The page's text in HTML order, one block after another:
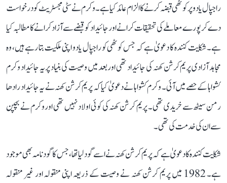
راجپال یادو پر کوٹھی قبضہ کرنے کا الزام عائد کیا ہے۔ وکرم نے سٹی مجسٹریٹ کو درخواست
دے کر پورے معاملے کی تحقیقات کرانے اور جائیداد کو قبضے سے آزاد کرانے کا مطالبہ کیا
ہے۔ شکایت کنندہ کا دعویٰ ہے کہ جس کوٹھی کو راجپال یادو اپنی ملکیت بتا رہے ہیں، وہ
مجاہد آزادی پریم کرشن کھنہ کی جائیداد تھی اور بعد میں وصیت کی بنیاد پر یہ جائیداد وکرم
کشواہا کے حصے میں آئی۔ وکرم کشواہا نے دعویٰ کیا کہ پریم کرشن کھنہ نے یہ جائیداد رادھا
رمن سیٹھ سے خریدی تھی۔ پریم کرشن کھنہ کی کوئی اولاد نہیں تھی اور وکرم نے بچپن
سے ان کی خدمت کی تھی۔
شکایت کنندہ کا دعویٰ ہے کہ پریم کرشن کھنہ نے اسے گود لیا تھا، جس کا گود نامہ بھی موجود
ہے۔ 1982 میں پریم کرشن کھنہ نے وصیت کے ذریعہ اپنی منقولہ اور غیر منقولہ